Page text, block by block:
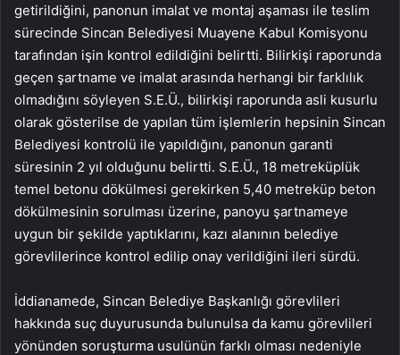
getirildiğini, panonun imalat ve montaj aşaması ile teslim
sürecinde Sincan Belediyesi Muayene Kabul Komisyonu
tarafından işin kontrol edildiğini belirtti. Bilirkişi raporunda
geçen şartname ve imalat arasında herhangi bir farklılık
olmadığını söyleyen S.E.Ü., bilirkişi raporunda asli kusurlu
olarak gösterilse de yapılan tüm işlemlerin hepsinin Sincan
Belediyesi kontrolü ile yapıldığını, panonun garanti
süresinin 2 yıl olduğunu belirtti. S.E.Ü., 18 metreküplük
temel betonu dökülmesi gerekirken 5,40 metreküp beton
dökülmesinin sorulması üzerine, panoyu şartnameye
uygun bir şekilde yaptıklarını, kazı alanının belediye
görevlilerince kontrol edilip onay verildiğini ileri sürdü.
İddianamede, Sincan Belediye Başkanlığı görevlileri
hakkında suç duyurusunda bulunulsa da kamu görevlileri
yönünden soruşturma usulünün farklı olması nedeniyle